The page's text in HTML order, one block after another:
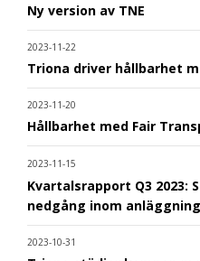
Ny version av TNE
2023-11-22
Triona driver hållbarhet
2023-11-20
Hållbarhet med Fair
2023-11-15
Kvartalsrapport Q3 2023:
nedgång inom
2023-10-31